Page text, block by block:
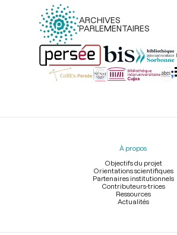
ARCHIVES
PARLEMENTAIRES
Menu
À propos
Objectifs du projet
Orientations scientifiques
Partenaires institutionnels
Contributeurs-trices
Ressources
Actualités